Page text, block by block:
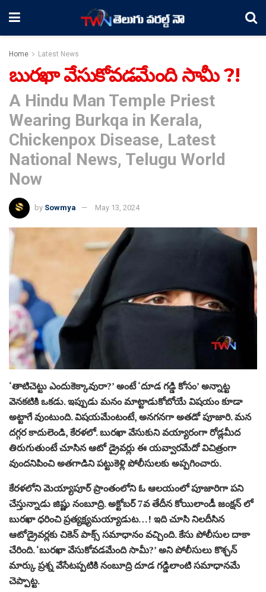
Home Latest News
బురఖా వేసుకోవడమేంది సామీ ?!
A Hindu Man Temple Priest
Wearing Burkqa in Kerala,
Chickenpox Disease, Latest
National News, Telugu World
Now
by Sowmya May 13, 2024
‘తాటిచెట్టు ఎందుకెక్కావురా?’ అంటే ‘దూడ గడ్డి కోసం’ అన్నాట్ట
వెనకటికి ఒకడు. ఇప్పుడు మనం మాట్టాడుకోబోయే విషయం కూడా
అట్టాగే వుంటుంది. విషయమేంటంటే, అనగనగా అతడో పూజారి. మన
దగ్గర కాదులెండి, కేరళలో. బురఖా వేసుకుని వయ్యారంగా రోడ్లమీద
తిరుగుతుంటే చూసిన ఆటో డ్రైవర్లు ఈ యవ్వారమేదో విచిత్రంగా
వుందనిపించి అతగాడిని పట్టుకెళ్లి పోలీసులకు అప్పగించారు.
కేరళలోని మెయ్యాపూర్ ప్రాంతంలోని ఓ ఆలయంలో పూజారిగా పని
చేస్తున్నాడు జిష్ణు నంబూద్రి. అక్టోబర్ 7వ తేదీన కోయిలాండీ జంక్షన్ లో
బురఖా ధరించి ప్రత్యక్ష్యమయ్యాడుట…! ఇది చూసి నిలదీసిన
ఆటోడ్రైవర్లకు చికెన్ పాక్స్ సమాధానం వచ్చింది. కేసు పోలీసుల దాకా
చేరింది. ‘బురఖా వేసుకోవడమేంది సామీ?’ అని పోలీసులు కొశ్చన్
మార్కు ప్రశ్న వేసేటప్పటికి నంబూద్రి దూడ గడ్డిలాంటి సమాధానమే
చెప్పాట్ట.